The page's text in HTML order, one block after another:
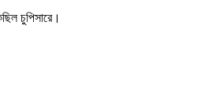
চুপিসারে।